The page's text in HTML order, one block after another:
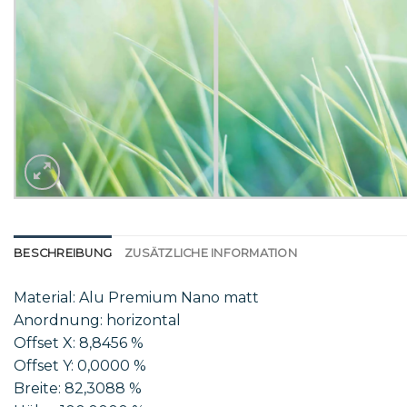
BESCHREIBUNG ZUSÄTZLICHE INFORMATION
Material: Alu Premium Nano matt
Anordnung: horizontal
Offset X: 8,8456 %
Offset Y: 0,0000 %
Breite: 82,3088 %